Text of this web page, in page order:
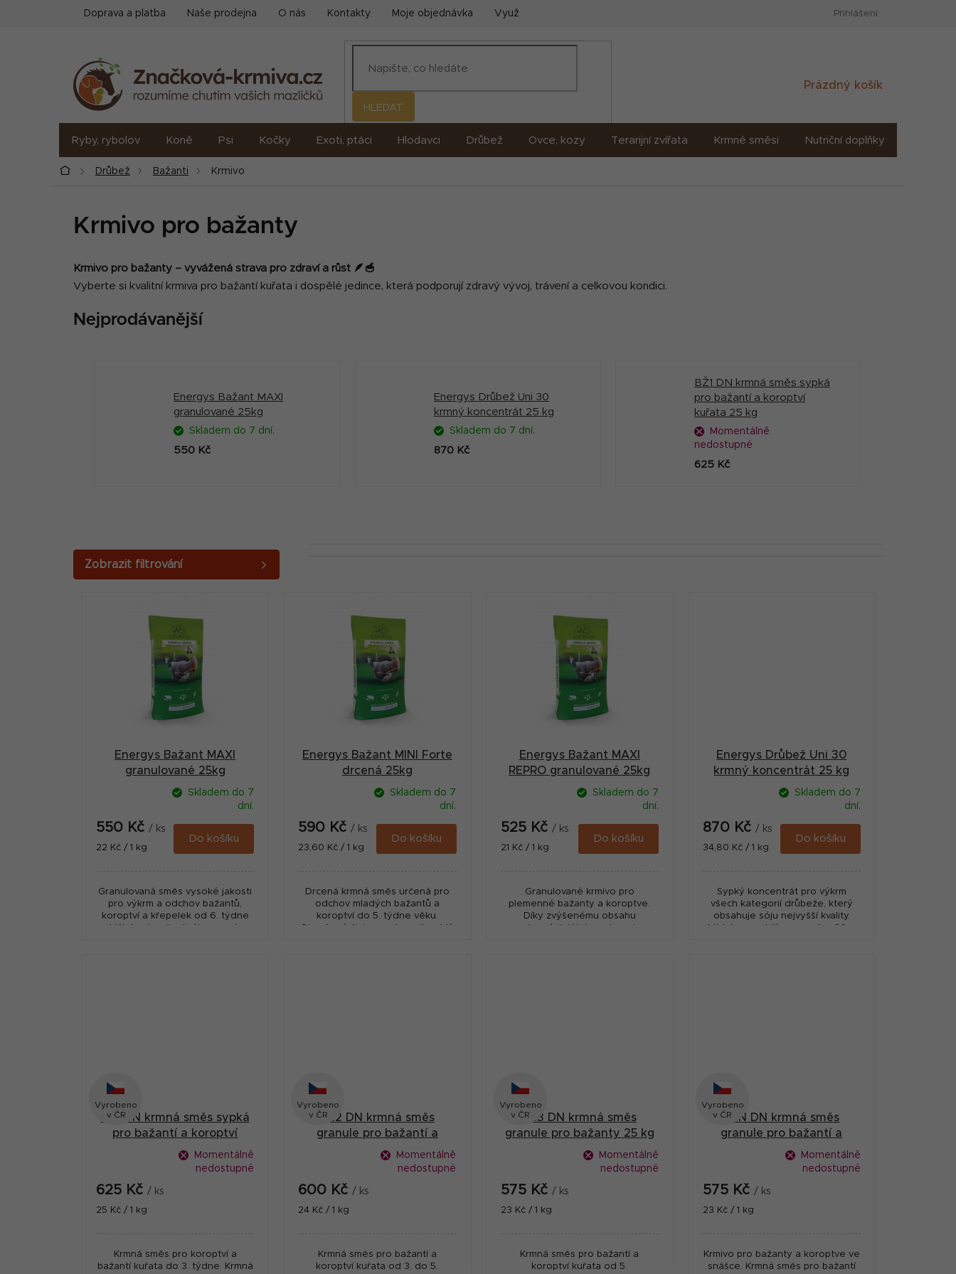
Doprava a platba Naše prodejna O nás Kontakty Moje objednávka Využití umělé inteligence (AI) Přihlášení
HLEDAT
Nákupní
Prázdný košík
Ryby, rybolov Koně Psi Kočky Exoti, ptáci Hlodavci Drůbež Ovce, kozy Terarijní zvířata Krmné směsi Nutriční doplňky
DomůDrůbež Bažanti Krmivo
Krmivo pro bažanty
Krmivo pro bažanty – vyvážená strava pro zdraví a růst 🪶🥣
Vyberte si kvalitní krmiva pro bažantí kuřata i dospělé jedince, která podporují zdravý vývoj, trávení a celkovou kondici.
Nejprodávanější
Energys Bažant MAXI
granulované 25kg
Skladem do 7 dní.
550 Kč
Energys Drůbež Uni 30
krmný koncentrát 25 kg
Skladem do 7 dní.
870 Kč
BŽ1 DN krmná směs sypká
pro bažantí a koroptví
kuřata 25 kg
Momentálně
nedostupné
625 Kč
o
Energys Bažant MAXI
granulované 25kg
Skladem do 7
dní.
550 Kč / ks
Měrná
22 Kč / 1 kg
Do košíku
Granulovaná směs vysoké jakosti
pro výkrm a odchov bažantů,
koroptví a křepelek od 6. týdne
Energys Bažant MINI Forte
drcená 25kg
Skladem do 7
dní.
590 Kč/ ks
Měrná
23,60 Kč / 1 kg
Do košíku
Drcená krmná směs určená pro
odchov mladých bažantů a
koroptví do 5. týdne věku.
Energys Bažant MAXI
REPRO granulované 25kg
Skladem do 7
dní.
525 Kč / ks
Měrná
21 Kč / 1 kg
Do košíku
Granulované krmivo pro
plemenné bažanty a koroptve.
Díky zvýšenému obsahu
Energys Drůbež Uni 30
krmný koncentrát 25 kg
Skladem do 7
dní.
870 Kč / ks
Měrná
34,80 Kč / 1 kg
Do košíku
Sypký koncentrát pro výkrm
všech kategorií drůbeže, který
obsahuje sóju nejvyšší kvality.
Vyrobeno
v ČR
BŽ1 DN krmná směs sypká
pro bažantí a koroptví
kuřata 25 kg
Momentálně
nedostupné
625 Kč / ks
Měrná
25 Kč / 1 kg
Krmná směs pro koroptví a
bažantí kuřata do 3. týdne. Krmná
Vyrobeno
v ČRBŽ2 DN krmná směs
granule pro bažantí a
koroptví kuřata 25 kg
Momentálně
nedostupné
600 Kč / ks
Měrná
24 Kč / 1 kg
Krmná směs pro bažantí a
koroptví kuřata od 3. do 5.
Vyrobeno
v ČRBŽ3 DN krmná směs
granule pro bažanty 25 kg
Momentálně
nedostupné
575 Kč / ks
Měrná
23 Kč / 1 kg
Krmná směs pro bažantí a
koroptví kuřata od 5.
Vyrobeno
v ČRBŽN DN krmná směs
granule pro bažantí a
koroptví nosnice 25 kg
Momentálně
nedostupné
575 Kč / ks
Měrná
23 Kč / 1 kg
Krmivo pro bažanty a koroptve ve
snášce. Krmná směs pro bažantí